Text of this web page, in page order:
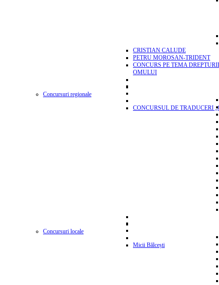
CRISTIAN CALUDE
PETRU MOROSAN-TRIDENT
CONCURS PE TEMA
OMULUI
Concursuri regionale
CONCURSUL DE TRADUCERI
Concursuri locale
Micii Bălcești